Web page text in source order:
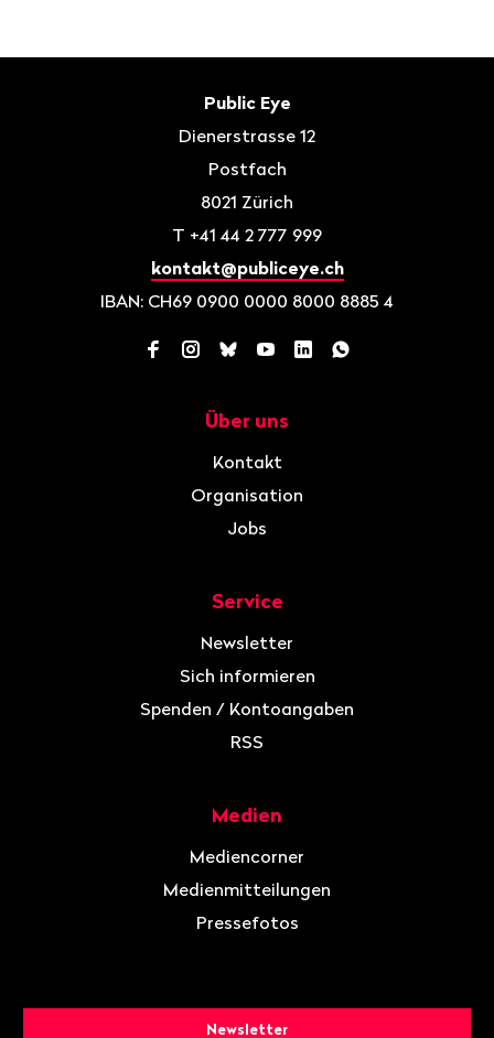
Public Eye
Dienerstrasse 12
Postfach
8021 Zürich
T +41 44 2 777 999
kontakt@publiceye.ch
IBAN: CH69 0900 0000 8000 8885 4
Facebook
Instagram
BlueskyYouTube
LinkedInWhatsApp
Über uns
Kontakt
Organisation
Jobs
Service
Newsletter
Sich informieren
Spenden / Kontoangaben
RSS
Medien
Mediencorner
Medienmitteilungen
Pressefotos
Newsletter